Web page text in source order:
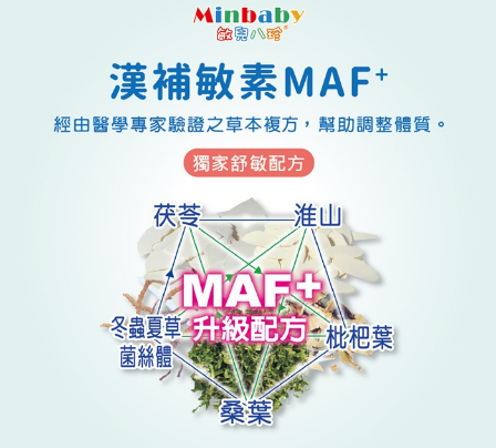
「AFTEE先享後付」，若未經同意申辦者引起之損失，本公司不負相關責
時審查核予不同之上限額度；若仍有額度不足之情形，本公司將視審查結果
請求用戶進行身份認證。
恩沛科技股份有限公司將有權停止該用戶之使用額度並採取法律行動。